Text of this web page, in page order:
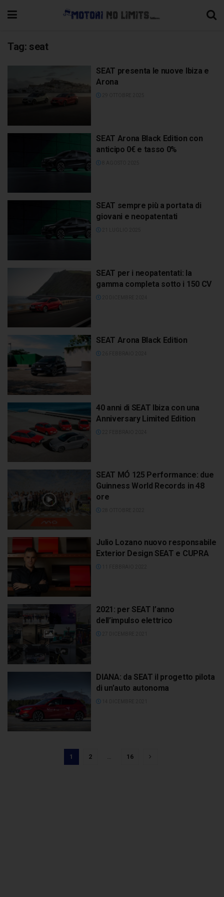
Tag: seat
SEAT presenta le nuove Ibiza e
Arona
SEAT Arona Black Edition con
anticipo 0€ e tasso 0%
SEAT sempre più a portata di
giovani e neopatentati
SEAT per i neopatentati: la
gamma completa sotto i 150 CV
SEAT Arona Black Edition
40 anni di SEAT Ibiza con una
Anniversary Limited Edition
SEAT MÓ 125 Performance: due
Guinness World Records in 48
ore
Julio Lozano nuovo responsabile
Exterior Design SEAT e CUPRA
2021: per SEAT l’anno
dell’impulso elettrico
DIANA: da SEAT il progetto pilota
di un’auto autonoma
1 2 … 16